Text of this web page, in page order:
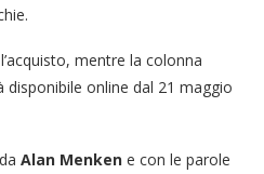
mentre la colonna
online dal 21 maggio
Alan Menken e con le parole